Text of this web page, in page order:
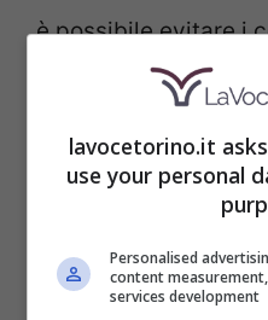
è possibile evitare i
luce e gas. Secondo
del mercato, il
delle bollette di
più essere
due anni dai
lavocetorino.it
use your personal
Personalised
content
services development